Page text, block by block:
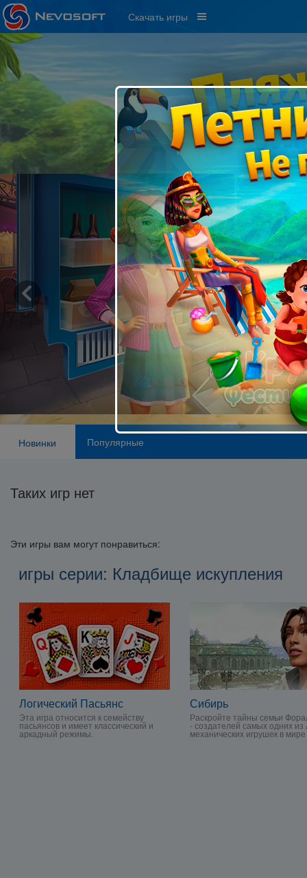
Скачать игры
Новинки Популярные
Таких игр нет
Эти игры вам могут понравиться:
игры серии: Кладбище искупления
Логический Пасьянс
Эта игра относится к семейству
пасьянсов и имеет классический и
аркадный режимы.
Сибирь
Раскройте тайны семьи
- создателей самых одних из
механических игрушек в мире